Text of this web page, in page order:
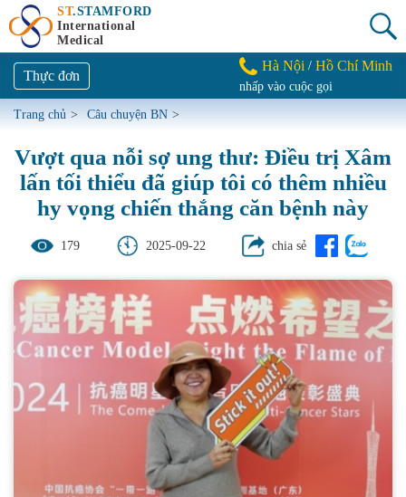
ST.STAMFORD
International
Medical
Thực đơn
Hà Nội / Hồ Chí Minh
nhấp vào cuộc gọi
Trang chủ > Câu chuyện BN >
Vượt qua nỗi sợ ung thư: Điều trị Xâm
lấn tối thiểu đã giúp tôi có thêm nhiều
hy vọng chiến thắng căn bệnh này
179 2025-09-22 chia sẻ